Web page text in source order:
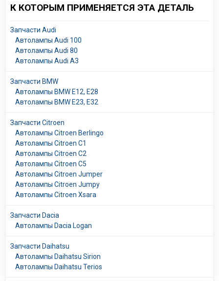
К КОТОРЫМ ПРИМЕНЯЕТСЯ ЭТА ДЕТАЛЬ
Запчасти Audi
Автолампы Audi 100
Автолампы Audi 80
Автолампы Audi A3
Запчасти BMW
Автолампы BMW E12, E28
Автолампы BMW E23, E32
Запчасти Citroen
Автолампы Citroen Berlingo
Автолампы Citroen C1
Автолампы Citroen C2
Автолампы Citroen C5
Автолампы Citroen Jumper
Автолампы Citroen Jumpy
Автолампы Citroen Xsara
Запчасти Dacia
Автолампы Dacia Logan
Запчасти Daihatsu
Автолампы Daihatsu Sirion
Автолампы Daihatsu Terios